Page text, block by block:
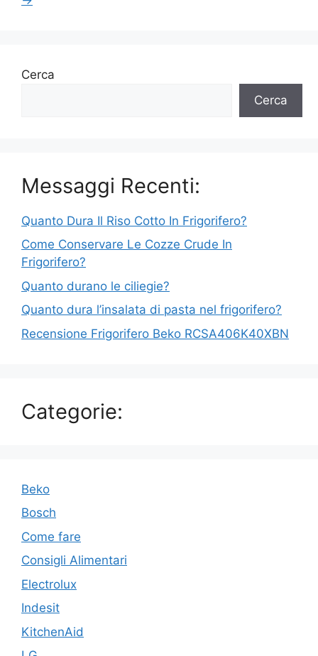
Cerca
Cerca
Messaggi Recenti:
Quanto Dura Il Riso Cotto In Frigorifero?
Come Conservare Le Cozze Crude In
Frigorifero?
Quanto durano le ciliegie?
Quanto dura l’insalata di pasta nel frigorifero?
Recensione Frigorifero Beko RCSA406K40XBN
Categorie:
Beko
Bosch
Come fare
Consigli Alimentari
Electrolux
Indesit
KitchenAid